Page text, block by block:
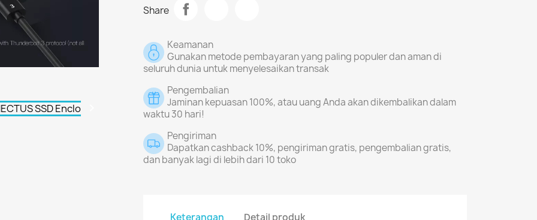
Share
Keamanan
Gunakan metode pembayaran yang paling populer dan aman di
seluruh dunia untuk menyelesaikan transak
Pengembalian
Jaminan kepuasan 100%, atau uang Anda akan dikembalikan dalam
waktu 30 hari!
Pengiriman
Dapatkan cashback 10%, pengiriman gratis, pengembalian gratis,
dan banyak lagi di lebih dari 10 toko
Keterangan Detail produk